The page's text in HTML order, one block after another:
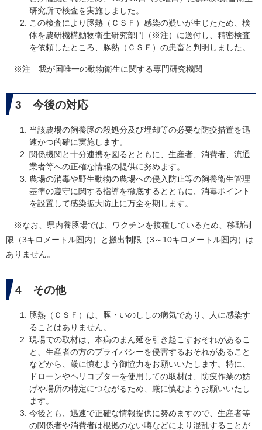
研究所で検査を実施しました。
この検査により豚熱（ＣＳＦ）感染の疑いが生じたため、検
体を農研機構動物衛生研究部門（※注）に送付し、精密検査
を依頼したところ、豚熱（ＣＳＦ）の患畜と判明しました。
※注 我が国唯一の動物衛生に関する専門研究機関
3 今後の対応
当該農場の飼養豚の殺処分及び埋却等の必要な防疫措置を迅
速かつ的確に実施します。
関係機関と十分連携を図るとともに、生産者、消費者、流通
業者等への正確な情報の提供に努めます。
農場の消毒や野生動物の農場への侵入防止等の飼養衛生管理
基準の遵守に関する指導を徹底するとともに、消毒ポイント
を設置して感染拡大防止に万全を期します。
※なお、県内養豚場では、ワクチンを接種しているため、移動制
限（3キロメートル圏内）と搬出制限（3～10キロメートル圏内）は
ありません。
4 その他
豚熱（ＣＳＦ）は、豚・いのししの病気であり、人に感染す
ることはありません。
現場での取材は、本病のまん延を引き起こすおそれがあるこ
と、生産者の方のプライバシーを侵害するおそれがあること
などから、厳に慎むよう御協力をお願いいたします。特に、
ドローンやヘリコプターを使用しての取材は、防疫作業の妨
げや場所の特定につながるため、厳に慎むようお願いいたし
ます。
今後とも、迅速で正確な情報提供に努めますので、生産者等
の関係者や消費者は根拠のない噂などにより混乱することが